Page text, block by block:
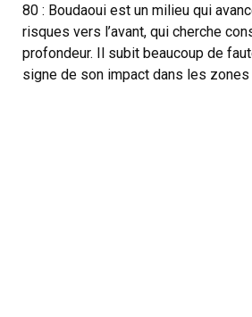
80 : Boudaoui est un milieu qui
risques vers l’avant, qui cherche
profondeur. Il subit beaucoup de
signe de son impact dans les